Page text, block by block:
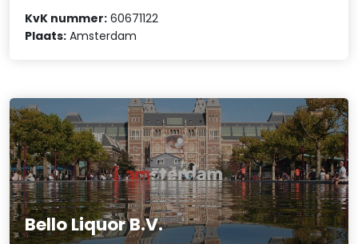
KvK nummer: 60671122
Plaats: Amsterdam
Bello Liquor B.V.